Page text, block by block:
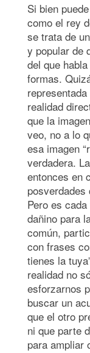
Si bien
como el rey
se trata de
y popular de
del que
formas.
realidad
que la
veo, no a lo
esa imagen
verdadera.
entonces en
Pero es
dañino para
común,
con frases
tienes la
realidad no
esforzarnos
buscar un
que el otro
ni que parte
para ampliar